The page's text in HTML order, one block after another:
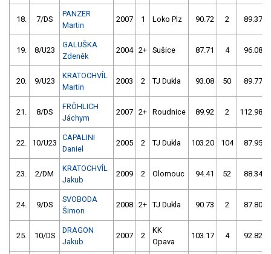
18. 7/DS
PANZER
Martin
2007 1 Loko Plz 90.72 2 89.37
19. 8/U23
GALUŠKA
Zdeněk
2004 2+ Sušice 87.71 4 96.08
20. 9/U23
KRATOCHVÍL
Martin
2003 2 TJ Dukla 93.08 50 89.77
21. 8/DS
FRÖHLICH
Jáchym
2007 2+ Roudnice 89.92 2 112.98
22. 10/U23
CAPALINI
Daniel
2005 2 TJ Dukla 103.20 104 87.95
23. 2/DM
KRATOCHVÍL
Jakub
2009 2 Olomouc 94.41 52 88.34
24. 9/DS
SVOBODA
Šimon
2008 2+ TJ Dukla 90.73 2 87.80
25. 10/DS
DRAGON
Jakub
2007 2
KK
Opava
103.17 4 92.82